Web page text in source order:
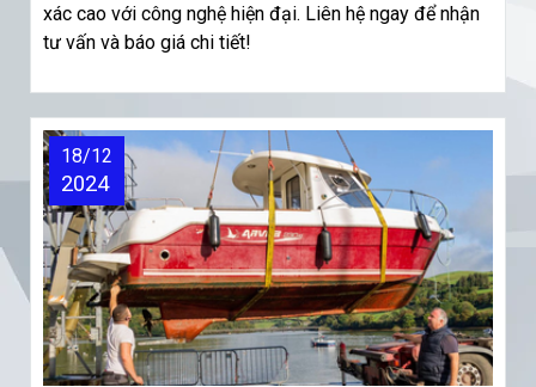
xác cao với công nghệ hiện đại. Liên hệ ngay để nhận
tư vấn và báo giá chi tiết!
18/12
2024